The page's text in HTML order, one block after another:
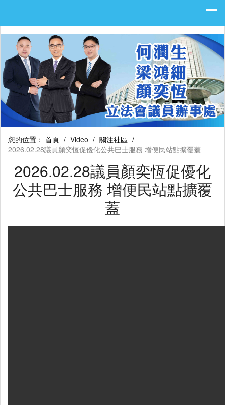
您的位置： 首頁 / Video / 關注社區 /
2026.02.28議員顏奕恆促優化公共巴士服務 增便民站點擴覆蓋
2026.02.28議員顏奕恆促優化
公共巴士服務 增便民站點擴覆
蓋